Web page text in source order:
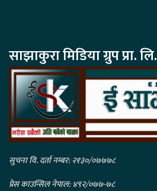
साझाकुरा मिडिया ग्रुप प्रा. लि.
सुचना वि. दर्ता नम्बर: २१३०/०७७७८
प्रेस काउन्सिल नेपाल: ४९२/०७७-७८